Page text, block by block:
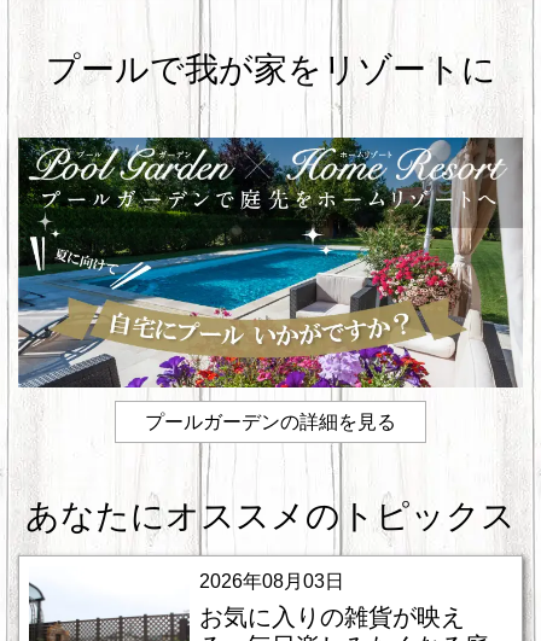
o
k
プールで我が家をリゾートに
プールガーデンの詳細を見る
あなたにオススメのトピックス
2026年08月03日
お気に入りの雑貨が映え